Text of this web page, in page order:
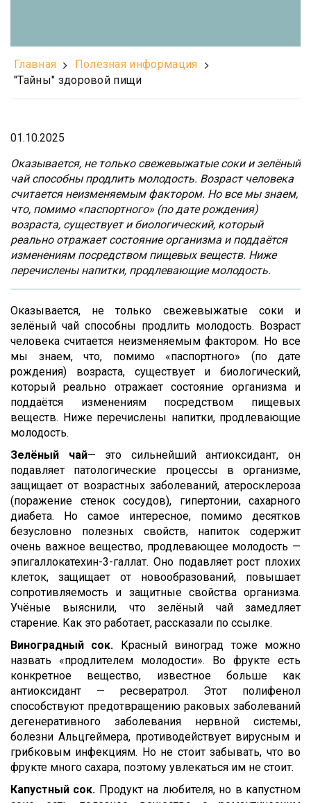
Главная
Полезная информация
"Тайны" здоровой пищи
01.10.2025
Оказывается, не только свежевыжатые соки и зелёный
чай способны продлить молодость. Возраст человека
считается неизменяемым фактором. Но все мы знаем,
что, помимо «паспортного» (по дате рождения)
возраста, существует и биологический, который
реально отражает состояние организма и поддаётся
изменениям посредством пищевых веществ. Ниже
перечислены напитки, продлевающие молодость.
Оказывается, не только свежевыжатые соки и
зелёный чай способны продлить молодость. Возраст
человека считается неизменяемым фактором. Но все
мы знаем, что, помимо «паспортного» (по дате
рождения) возраста, существует и биологический,
который реально отражает состояние организма и
поддаётся изменениям посредством пищевых
веществ. Ниже перечислены напитки, продлевающие
молодость.
Зелёный чай— это сильнейший антиоксидант, он
подавляет патологические процессы в организме,
защищает от возрастных заболеваний, атеросклероза
(поражение стенок сосудов), гипертонии, сахарного
диабета. Но самое интересное, помимо десятков
безусловно полезных свойств, напиток содержит
очень важное вещество, продлевающее молодость —
эпигаллокатехин-3-галлат. Оно подавляет рост плохих
клеток, защищает от новообразований, повышает
сопротивляемость и защитные свойства организма.
Учёные выяснили, что зелёный чай замедляет
старение. Как это работает, рассказали по ссылке.
Виноградный сок.
Красный виноград тоже можно
назвать «продлителем молодости». Во фрукте есть
конкретное вещество, известное больше как
антиоксидант — ресвератрол. Этот полифенол
способствуют предотвращению раковых заболеваний
дегенеративного заболевания нервной системы,
болезни Альцгеймера, противодействует вирусным и
грибковым инфекциям. Но не стоит забывать, что во
фрукте много сахара, поэтому увлекаться им не стоит.
Капустный сок. Продукт на любителя, но в капустном